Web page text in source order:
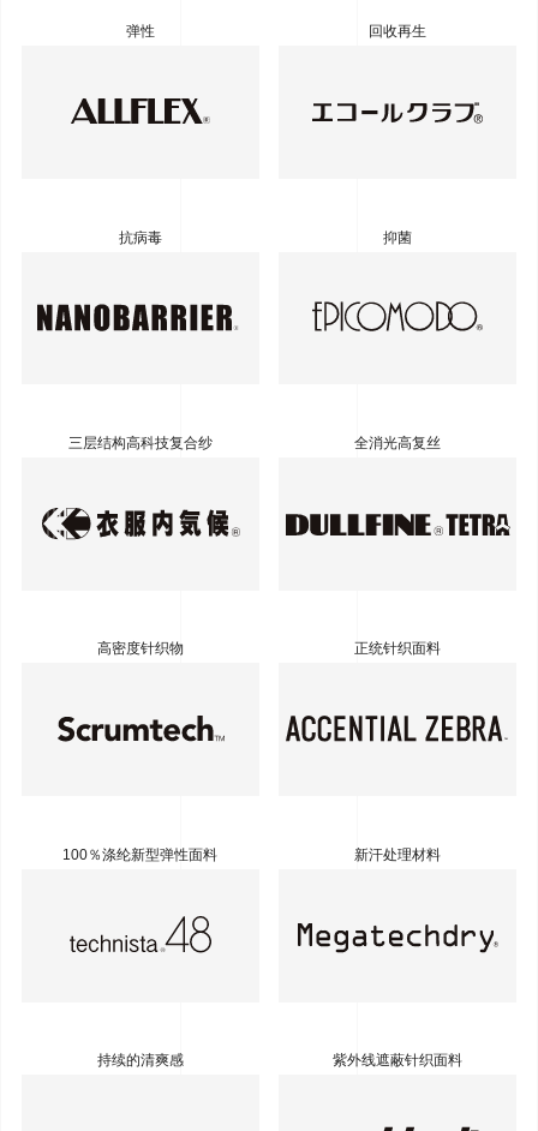
弹性 回收再生
抗病毒 抑菌
三层结构高科技复合纱 全消光高复丝
高密度针织物 正统针织面料
100％涤纶新型弹性面料 新汗处理材料
持续的清爽感 紫外线遮蔽针织面料